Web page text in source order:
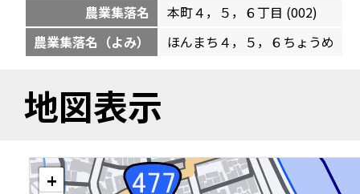
農業集落名
本町４，５，６丁目 (002)
農業集落名（よみ）
ほんまち４，５，６ちょうめ
地図表示
+